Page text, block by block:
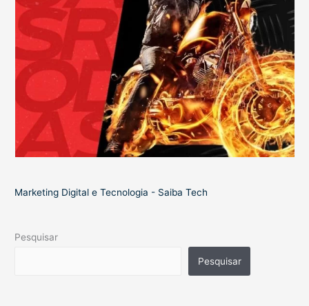
Marketing Digital e Tecnologia - Saiba Tech
Pesquisar
Pesquisar